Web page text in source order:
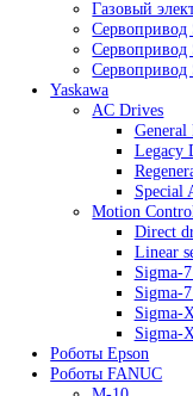
Renishaw
Renishaw
SIEMENS
Simatic
Газовый
Yaskawa
AC Drives
Motion